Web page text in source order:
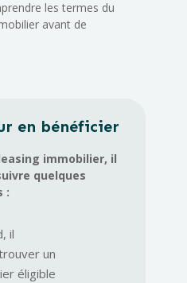
les termes du
avant de
en bénéficier
immobilier, il
quelques
:
il
un
éligible